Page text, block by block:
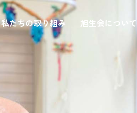
私たちの取り組み 旭生会について